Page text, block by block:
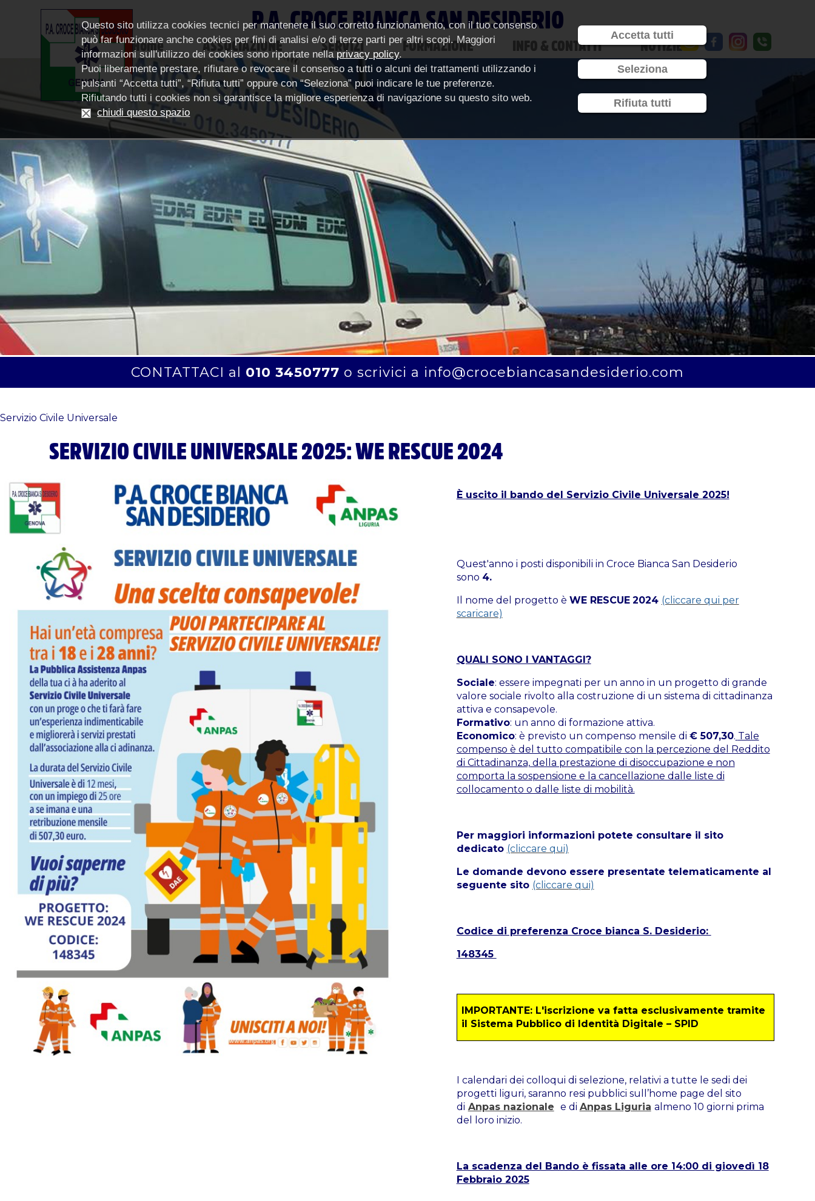
P.A. CROCE BIANCA SAN DESIDERIO
Home ASSOCIAZIONE SERVIZI FORMAZIONE INFO & CONTATTI NOTIZIE
CONTATTACI al 010 3450777 o scrivici a info@crocebiancasandesiderio.com
Servizio Civile Universale
SERVIZIO CIVILE UNIVERSALE 2025: WE RESCUE 2024
È uscito il bando del Servizio Civile Universale 2025!
Quest'anno i posti disponibili in Croce Bianca San Desiderio
sono 4.
Il nome del progetto è WE RESCUE 2024 (cliccare qui per
scaricare)
QUALI SONO I VANTAGGI?
Sociale: essere impegnati per un anno in un progetto di grande
valore sociale rivolto alla costruzione di un sistema di cittadinanza
attiva e consapevole.
Formativo: un anno di formazione attiva.
Economico: è previsto un compenso mensile di € 507,30. Tale
compenso è del tutto compatibile con la percezione del Reddito
di Cittadinanza, della prestazione di disoccupazione e non
comporta la sospensione e la cancellazione dalle liste di
collocamento o dalle liste di mobilità.
Per maggiori informazioni potete consultare il sito
dedicato (cliccare qui)
Le domande devono essere presentate telematicamente al
seguente sito (cliccare qui)
Codice di preferenza Croce bianca S. Desiderio:
148345
IMPORTANTE: L'iscrizione va fatta esclusivamente tramite
il Sistema Pubblico di Identità Digitale – SPID
I calendari dei colloqui di selezione, relativi a tutte le sedi dei
progetti liguri, saranno resi pubblici sull’home page del sito
di Anpas nazionale e di Anpas Liguria almeno 10 giorni prima
del loro inizio.
La scadenza del Bando è fissata alle ore 14:00 di giovedì 18
Febbraio 2025
Questo sito utilizza cookies tecnici per mantenere il suo corretto funzionamento, con il tuo consenso
può far funzionare anche cookies per fini di analisi e/o di terze parti per altri scopi. Maggiori
informazioni sull'utilizzo dei cookies sono riportate nellaprivacy policy.
Puoi liberamente prestare, rifiutare o revocare il consenso a tutti o alcuni dei trattamenti utilizzando i
pulsanti “Accetta tutti”, “Rifiuta tutti” oppure con “Seleziona” puoi indicare le tue preferenze.
Rifiutando tutti i cookies non si garantisce la migliore esperienza di navigazione su questo sito web.
chiudi questo spazio
Accetta tutti
Seleziona
Rifiuta tutti